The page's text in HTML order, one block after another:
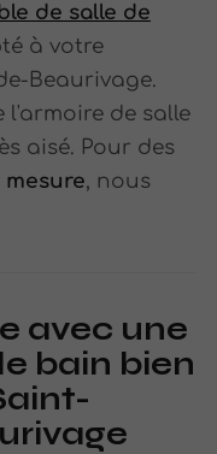
de salle de
à votre
Beaurivage.
l'armoire de salle
aisé. Pour des
, nous
avec une
bain bien